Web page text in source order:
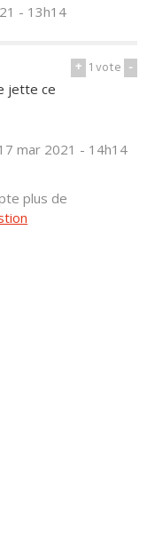
- 13h14
+ 1vote -
jette ce
mar 2021 - 14h14
plus de